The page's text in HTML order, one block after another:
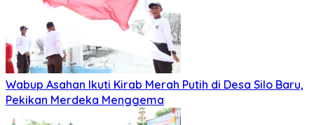
Wabup Asahan Ikuti Kirab Merah Putih di Desa Silo Baru,
Pekikan Merdeka Menggema